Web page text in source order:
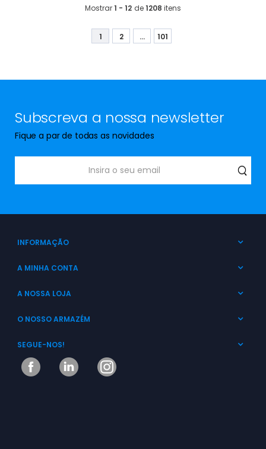
Mostrar1 - 12 de1208 itens
1 2 ... 101
Subscreva a nossa newsletter
Fique a par de todas as novidades
INFORMAÇÃO
A MINHA CONTA
A NOSSA LOJA
O NOSSO ARMAZÉM
SEGUE-NOS!